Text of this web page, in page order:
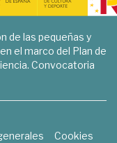
de las pequeñas y
el marco del Plan de
Convocatoria
Cookies